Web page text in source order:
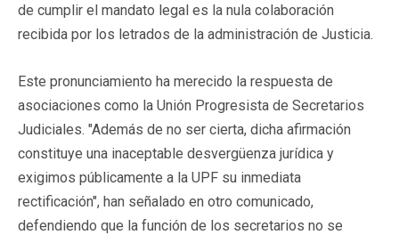
de cumplir el mandato legal es la nula colaboración
recibida por los letrados de la administración de Justicia.
Este pronunciamiento ha merecido la respuesta de
asociaciones como la Unión Progresista de Secretarios
Judiciales. "Además de no ser cierta, dicha afirmación
constituye una inaceptable desvergüenza jurídica y
exigimos públicamente a la UPF su inmediata
rectificación", han señalado en otro comunicado,
defendiendo que la función de los secretarios no se